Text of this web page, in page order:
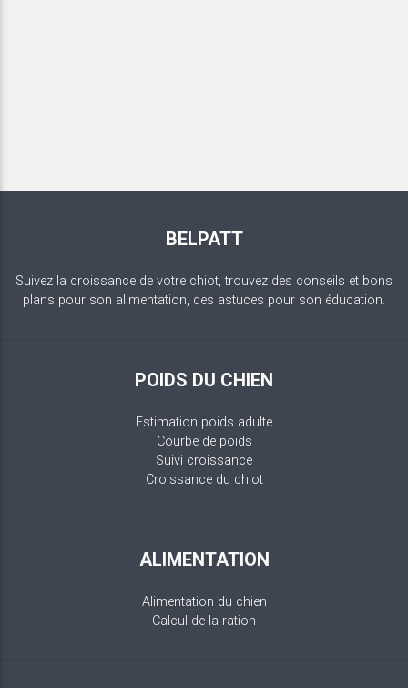
BELPATT
Suivez la croissance de votre chiot, trouvez des conseils et bons
plans pour son alimentation, des astuces pour son éducation.
POIDS DU CHIEN
Estimation poids adulte
Courbe de poids
Suivi croissance
Croissance du chiot
ALIMENTATION
Alimentation du chien
Calcul de la ration